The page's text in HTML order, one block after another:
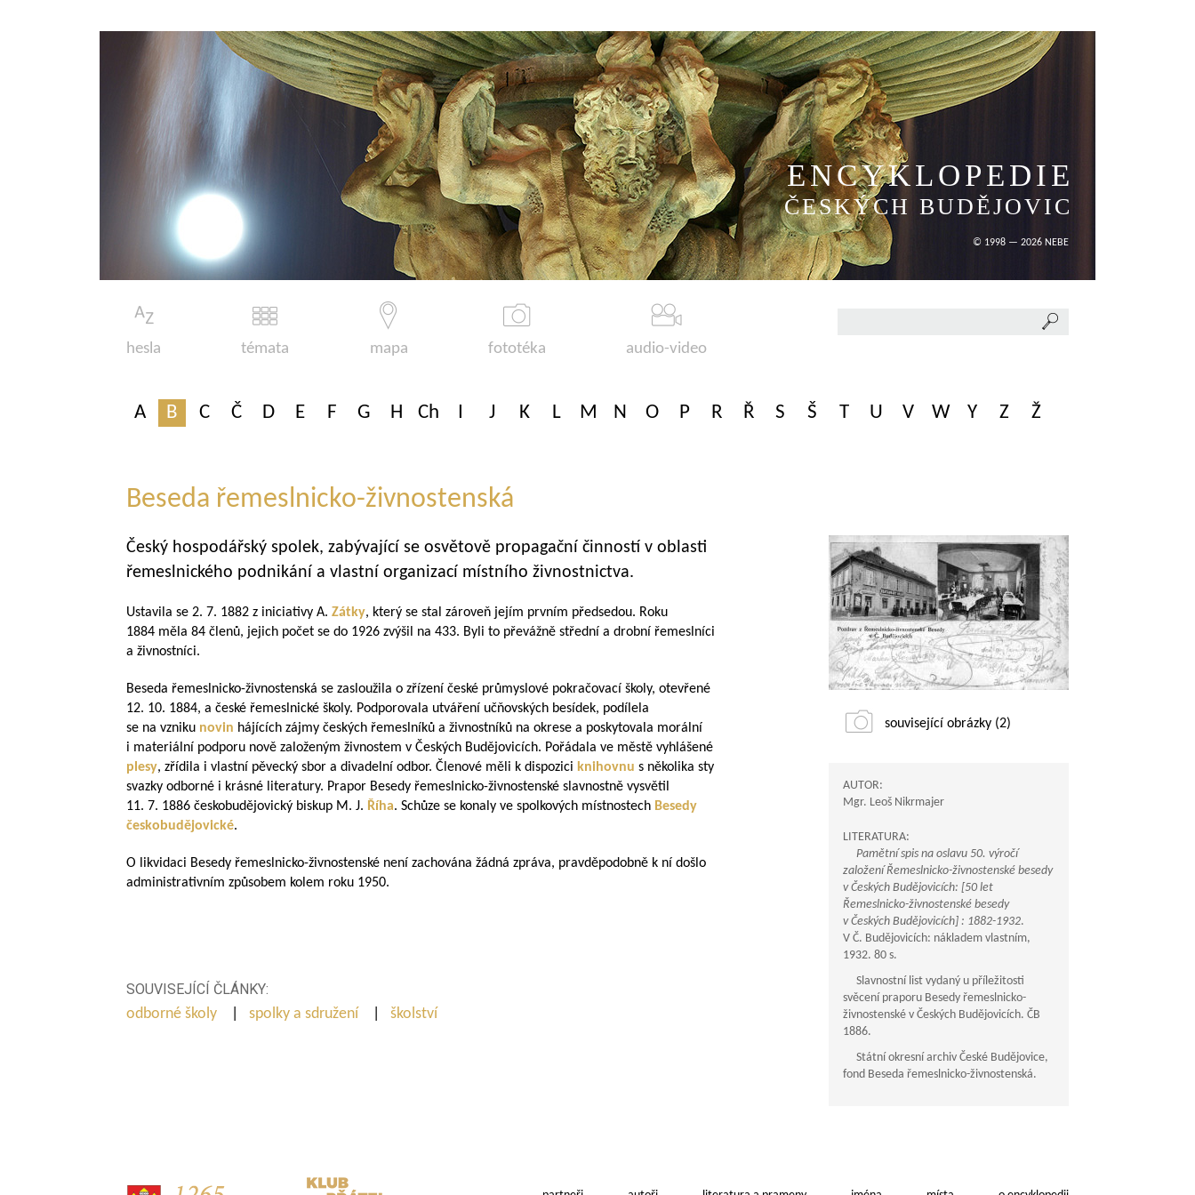
ENCYKLOPEDIE
ČESKÝCH BUDĚJOVIC
© 1998 — 2026 NEBE
hesla témata mapa fototéka audio-video
A B C Č D E F G H Ch I J K L M N O P R Ř S Š T U V W Y Z Ž
Beseda řemeslnicko-živnostenská
Český hospodářský spolek, zabývající se osvětově propagační činností v oblasti
řemeslnického podnikání a vlastní organizací místního živnostnictva.
Ustavila se 2. 7. 1882 z iniciativy A. Zátky, který se stal zároveň jejím prvním předsedou. Roku
1884 měla 84 členů, jejich počet se do 1926 zvýšil na 433. Byli to převážně střední a drobní řemeslníci
a živnostníci.
Beseda řemeslnicko-živnostenská se zasloužila o zřízení české průmyslové pokračovací školy, otevřené
12. 10. 1884, a české řemeslnické školy. Podporovala utváření učňovských besídek, podílela
se na vzniku novin hájících zájmy českých řemeslníků a živnostníků na okrese a poskytovala morální
i materiální podporu nově založeným živnostem v Českých Budějovicích. Pořádala ve městě vyhlášené
plesy, zřídila i vlastní pěvecký sbor a divadelní odbor. Členové měli k dispozici knihovnu s několika sty
svazky odborné i krásné literatury. Prapor Besedy řemeslnicko-živnostenské slavnostně vysvětil
11. 7. 1886 českobudějovický biskup M. J. Říha. Schůze se konaly ve spolkových místnostech Besedy
českobudějovické.
O likvidaci Besedy řemeslnicko-živnostenské není zachována žádná zpráva, pravděpodobně k ní došlo
administrativním způsobem kolem roku 1950.
SOUVISEJÍCÍ ČLÁNKY:
odborné školy
spolky a sdružení školství
související obrázky (2)
AUTOR:
Mgr. Leoš Nikrmajer
LITERATURA:
Pamětní spis na oslavu 50. výročí
založení Řemeslnicko-živnostenské besedy
v Českých Budějovicích: [50 let
Řemeslnicko-živnostenské besedy
v Českých Budějovicích] : 1882-1932.
V Č. Budějovicích: nákladem vlastním,
1932. 80 s.
Slavnostní list vydaný u příležitosti
svěcení praporu Besedy řemeslnicko-
živnostenské v Českých Budějovicích. ČB
1886.
Státní okresní archiv České Budějovice,
fond Beseda řemeslnicko-živnostenská.